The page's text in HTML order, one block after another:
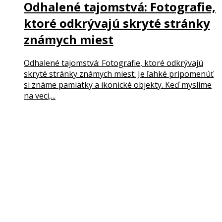
Odhalené tajomstvá: Fotografie,
ktoré odkrývajú skryté stránky
známych miest
Odhalené tajomstvá: Fotografie, ktoré odkrývajú
skryté stránky známych miest: Je ľahké pripomenúť
si známe pamiatky a ikonické objekty. Keď myslíme
na veci,...